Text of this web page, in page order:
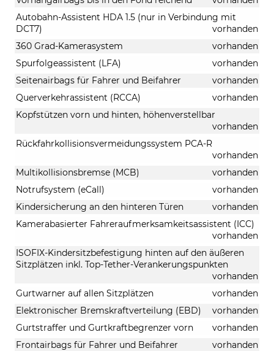
Autobahn-Assistent HDA 1.5 (nur in Verbindung mit
DCT7)
vorhanden
360 Grad-Kamerasystem
vorhanden
Spurfolgeassistent (LFA)
vorhanden
Seitenairbags für Fahrer und Beifahrer
vorhanden
Querverkehrassistent (RCCA)
vorhanden
Kopfstützen vorn und hinten, höhenverstellbar
vorhanden
Rückfahrkollisionsvermeidungssystem PCA-R
vorhanden
Multikollisionsbremse (MCB)
vorhanden
Notrufsystem (eCall)
vorhanden
Kindersicherung an den hinteren Türen
vorhanden
Kamerabasierter Fahreraufmerksamkeitsassistent (ICC)
vorhanden
ISOFIX-Kindersitzbefestigung hinten auf den äußeren
Sitzplätzen inkl. Top-Tether-Verankerungspunkten
vorhanden
Gurtwarner auf allen Sitzplätzen
vorhanden
Elektronischer Bremskraftverteilung (EBD)
vorhanden
Gurtstraffer und Gurtkraftbegrenzer vorn
vorhanden
Frontairbags für Fahrer und Beifahrer
vorhanden